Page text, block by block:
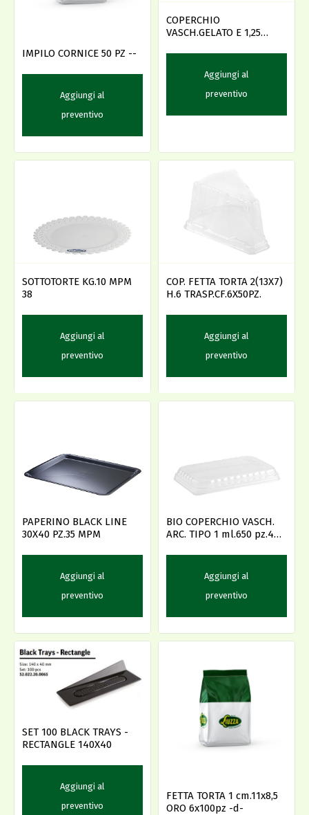
IMPILO CORNICE 50 PZ --
Aggiungi al
preventivo
COPERCHIO
VASCH.GELATO E 1,25
Aggiungi al
preventivo
SOTTOTORTE KG.10 MPM
38
Aggiungi al
preventivo
COP. FETTA TORTA 2(13X7)
H.6 TRASP.CF.6X50PZ.
Aggiungi al
preventivo
PAPERINO BLACK LINE
30X40 PZ.35 MPM
Aggiungi al
preventivo
BIO COPERCHIO VASCH.
ARC. TIPO 1 ml.650 pz.40 -
Aggiungi al
preventivo
SET 100 BLACK TRAYS -
RECTANGLE 140X40
Aggiungi al
preventivo
FETTA TORTA 1 cm.11x8,5
ORO 6x100pz -d-